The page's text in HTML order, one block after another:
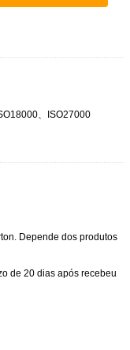
、ISO27000
Depende dos produtos
de 20 dias após recebeu